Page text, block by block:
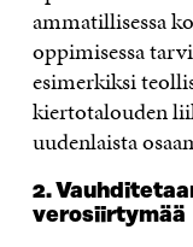
ammatillisessa
oppimisessa
esimerkiksi
kiertotalouden
uudenlaista
2.
verosiirtymää